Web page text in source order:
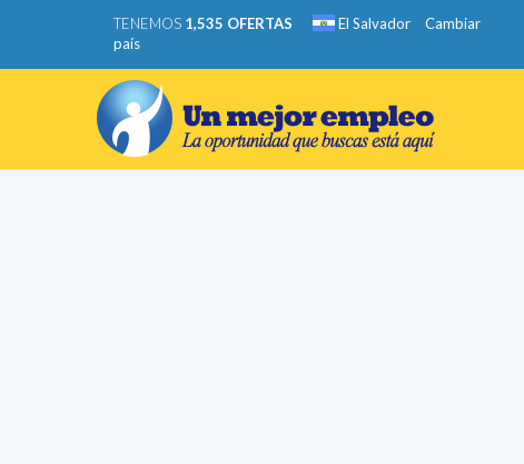
TENEMOS 1,535 OFERTAS El Salvador
Cambiar
país